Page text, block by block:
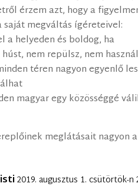
érzem azt, hogy a
saját megváltás ígéreteivel:
a helyeden és boldog, ha
nem repülsz, nem
téren nagyon egyenlő
magyar egy közösséggé
meglátásait nagyon
2019. augusztus 1. csütörtök-n